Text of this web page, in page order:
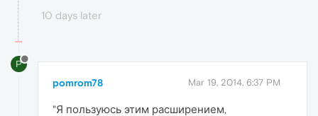
10 days later
P
pomrom78 Mar 19, 2014, 6:37 PM
"Я пользуюсь этим расширением,